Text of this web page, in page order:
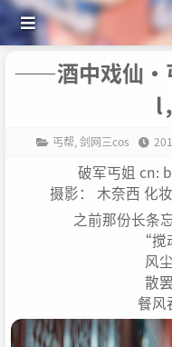
——酒中戏仙·
l
丐帮,剑网三cos
破军丐姐 cn:
摄影： 木奈西 化
之前那份长条
“搅
风
散
餐风